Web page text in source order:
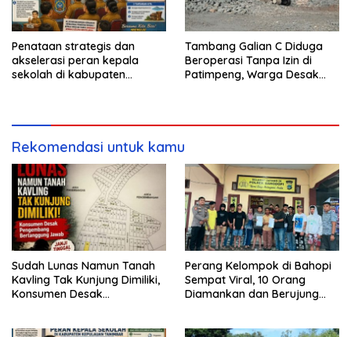
Penataan strategis dan
akselerasi peran kepala
sekolah di kabupaten
Tambang Galian C Diduga
Beroperasi Tanpa Izin di
Patimpeng, Warga Desak
Rekomendasi untuk kamu
Sudah Lunas Namun Tanah
Kavling Tak Kunjung Dimiliki,
Konsumen Desak
Perang Kelompok di Bahopi
Sempat Viral, 10 Orang
Diamankan dan Berujung